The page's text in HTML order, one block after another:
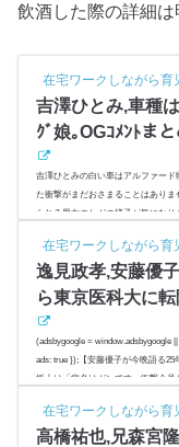
飲酒した際の詳細は
在宅ワークしながら
吉澤ひとみ,車種
ｸﾞ娘｡OGｺﾒﾝﾄま
吉澤ひとみの白い車はアルファー
た衝撃がまだおさまることはあり
られる男女のケガの様子が気にな
ベント出演した保田圭さんや同期
も消滅、OGメンバ...
在宅ワークしながら
逸見政孝,安藤優
ら東京医科大に
(adsbygoogle = window.adsbygoogle
ads: true });【安藤優子が今晩語る
坂上は「病名はガンです」衝撃会
輩で『育ての親』を語ります。2度
在宅ワークしながら
高橋祐也,兄森宮